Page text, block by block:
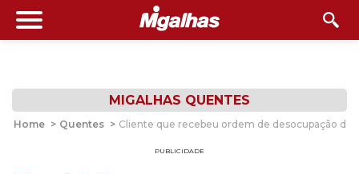
MIGALHAS QUENTES
Home > Quentes > Cliente que recebeu ordem de desocupação
PUBLICIDADE